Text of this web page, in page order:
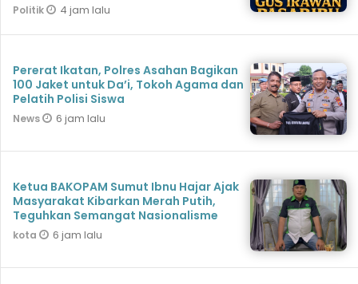
Politik 4 jam lalu
Pererat Ikatan, Polres Asahan Bagikan
100 Jaket untuk Da’i, Tokoh Agama dan
Pelatih Polisi Siswa
News 6 jam lalu
Ketua BAKOPAM Sumut Ibnu Hajar Ajak
Masyarakat Kibarkan Merah Putih,
Teguhkan Semangat Nasionalisme
kota 6 jam lalu